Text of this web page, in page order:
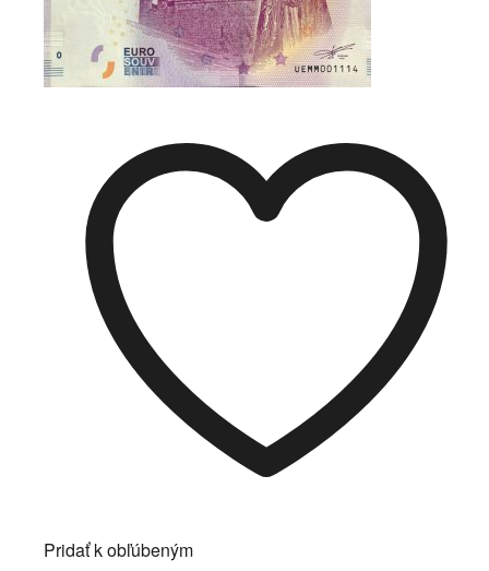
Pridať k obľúbeným